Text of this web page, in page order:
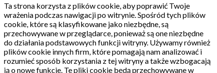
Ta strona korzysta z plików cookie, aby poprawić Twoje
wrażenia podczas nawigacji po witrynie. Spośród tych plików
cookie, które są klasyfikowane jako niezbędne, są
przechowywane w przeglądarce, ponieważ są one niezbędne
do działania podstawowych funkcji witryny. Używamy również
plików cookie innych firm, które pomagają nam analizować i
rozumieć sposób korzystania z tej witryny a także wzbogacają
ją o nowe funkcje. Te pliki cookie będą przechowywane w